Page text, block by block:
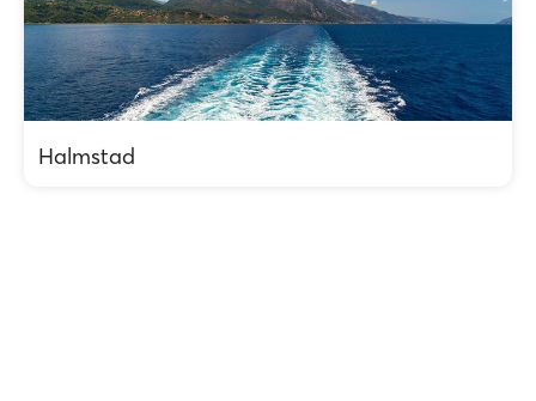
Halmstad